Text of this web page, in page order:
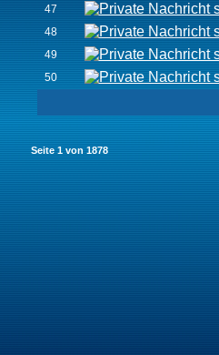
47
48
49
50
Seite 1 von 1878